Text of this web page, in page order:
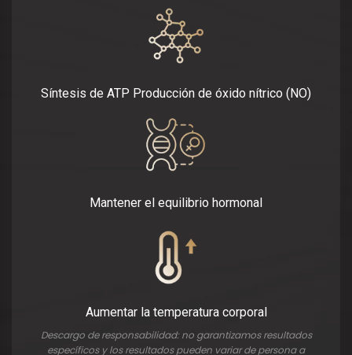
Síntesis de ATP Producción de óxido nítrico (NO)
Mantener el equilibrio hormonal
Aumentar la temperatura corporal
Descargo de responsabilidad: no garantizamos resultados
específicos y los resultados pueden variar de persona a